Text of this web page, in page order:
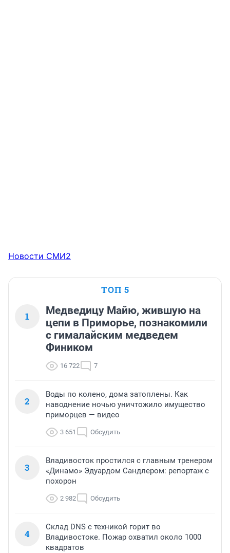
Новости СМИ2
ТОП 5
1
Медведицу Майю, жившую на
цепи в Приморье, познакомили
с гималайским медведем
Фиником
16 722 7
2
Воды по колено, дома затоплены. Как
наводнение ночью уничтожило имущество
приморцев — видео
3 651 Обсудить
3
Владивосток простился с главным тренером
«Динамо» Эдуардом Сандлером: репортаж с
похорон
2 982 Обсудить
4
Склад DNS с техникой горит во
Владивостоке. Пожар охватил около 1000
квадратов